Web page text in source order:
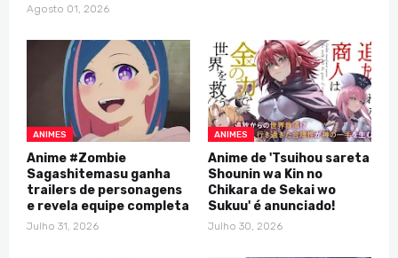
Agosto 01, 2026
ANIMES
Anime #Zombie
Sagashitemasu ganha
trailers de personagens
e revela equipe completa
Julho 31, 2026
ANIMES
Anime de 'Tsuihou sareta
Shounin wa Kin no
Chikara de Sekai wo
Sukuu' é anunciado!
Julho 30, 2026